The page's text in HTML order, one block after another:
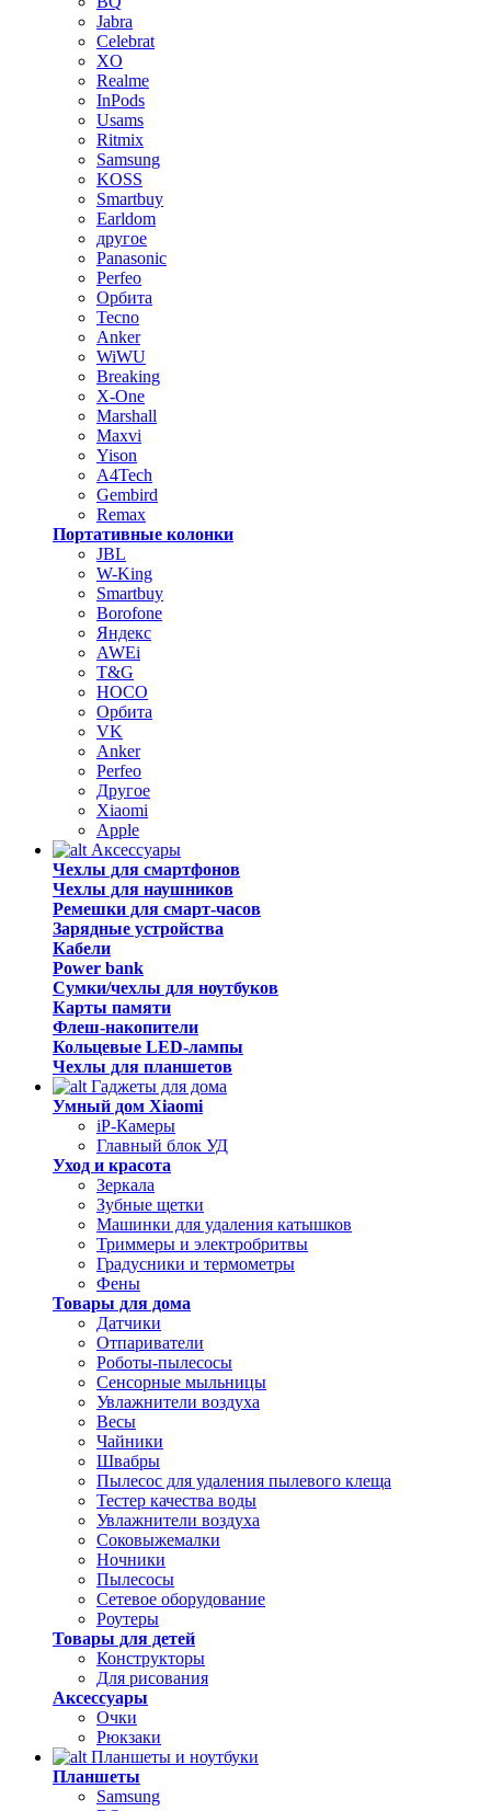
Jabra
Celebrat
XO
Realme
InPods
Usams
Ritmix
Samsung
KOSS
Smartbuy
Earldom
другое
Panasonic
Perfeo
Орбита
Tecno
Anker
WiWU
Breaking
X-One
Marshall
Maxvi
Yison
A4Tech
Gembird
Remax
Портативные колонки
JBL
W-King
Smartbuy
Borofone
Яндекс
AWEi
T&G
HOCO
Орбита
VK
Anker
Perfeo
Другое
Xiaomi
Apple
Аксессуары
Чехлы для смартфонов
Чехлы для наушников
Ремешки для смарт-часов
Зарядные устройства
Кабели
Power bank
Сумки/чехлы для ноутбуков
Карты памяти
Флеш-накопители
Кольцевые LED-лампы
Чехлы для планшетов
Гаджеты для дома
Умный дом Xiaomi
iP-Камеры
Главный блок УД
Уход и красота
Зеркала
Зубные щетки
Машинки для удаления катышков
Триммеры и электробритвы
Градусники и термометры
Фены
Товары для дома
Датчики
Отпариватели
Роботы-пылесосы
Сенсорные мыльницы
Увлажнители воздуха
Весы
Чайники
Швабры
Пылесос для удаления пылевого клеща
Тестер качества воды
Увлажнители воздуха
Соковыжемалки
Ночники
Пылесосы
Сетевое оборудование
Роутеры
Товары для детей
Конструкторы
Для рисования
Аксессуары
Очки
Рюкзаки
Планшеты и ноутбуки
Планшеты
Samsung